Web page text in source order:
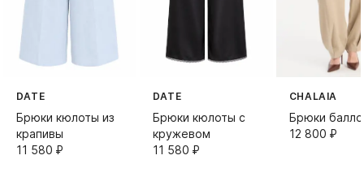
DATE
Брюки кюлоты из
крапивы
11 580⁠ ⁠₽
DATE
Брюки кюлоты с
кружевом
11 580⁠ ⁠₽
CHALAIA
Брюки
12 800⁠ ⁠₽